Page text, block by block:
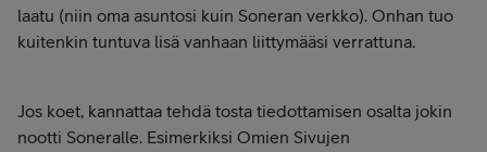
laatu (niin oma asuntosi kuin Soneran verkko). Onhan tuo
kuitenkin tuntuva lisä vanhaan liittymääsi verrattuna.
Jos koet, kannattaa tehdä tosta tiedottamisen osalta jokin
nootti Soneralle. Esimerkiksi Omien Sivujen